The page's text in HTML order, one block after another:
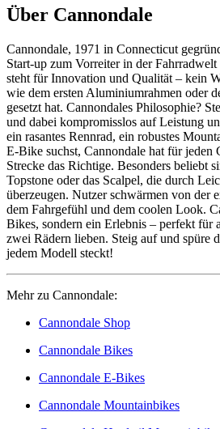
Über Cannondale
Cannondale, 1971 in Connecticut
Start-up zum Vorreiter in der
steht für Innovation und Qualität – kein
wie dem ersten Aluminiumrahmen oder
gesetzt hat. Cannondales Philosophie?
und dabei kompromisslos auf Leistung
ein rasantes Rennrad, ein robustes
E-Bike suchst, Cannondale hat für jeden
Strecke das Richtige. Besonders beliebt
Topstone oder das Scalpel, die durch
überzeugen. Nutzer schwärmen von der
dem Fahrgefühl und dem coolen Look.
Bikes, sondern ein Erlebnis – perfekt für
zwei Rädern lieben. Steig auf und spüre
jedem Modell steckt!
Mehr zu Cannondale:
Cannondale Shop
Cannondale Bikes
Cannondale E-Bikes
Cannondale Mountainbikes